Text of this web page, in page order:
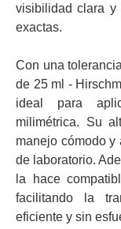
visibilidad clara y
exactas.
Con una
de 25 ml -
ideal para
milimétrica. Su
manejo cómodo y
de laboratorio.
la hace
facilitando la
eficiente y sin